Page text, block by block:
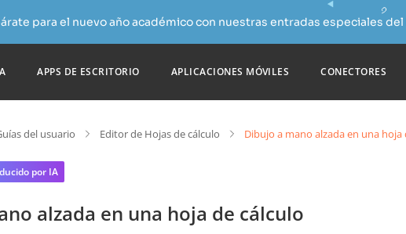
para el nuevo año académico con nuestras entradas especiales del
APPS DE ESCRITORIO APLICACIONES MÓVILES CONECTORES
del usuario Editor de Hojas de cálculo Dibujo a mano alzada en una hoja
por IA
alzada en una hoja de cálculo